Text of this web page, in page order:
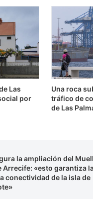
Las
por
Una roca
tráfico de
de Las
la ampliación del
Arrecife: «esto garantiza
conectividad de la isla de